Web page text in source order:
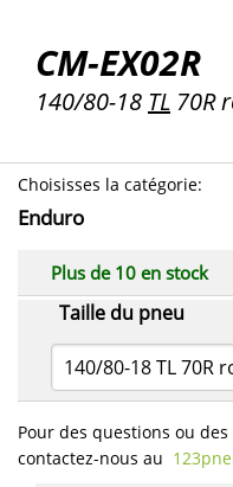
CM-EX02R
140/80-18 TL 70R
Choisisses la catégorie:
Enduro
Taille du pneu
140/80-18 TL 70R
Plus de 10 en stock
Pour des questions ou
contactez-nous au